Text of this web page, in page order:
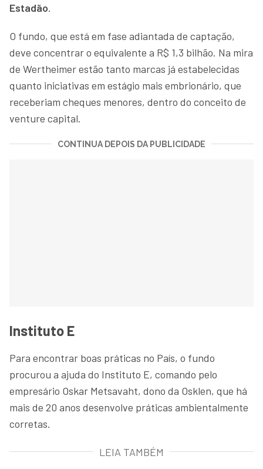
Estadão.
O fundo, que está em fase adiantada de captação,
deve concentrar o equivalente a R$ 1,3 bilhão. Na mira
de Wertheimer estão tanto marcas já estabelecidas
quanto iniciativas em estágio mais embrionário, que
receberiam cheques menores, dentro do conceito de
venture capital.
CONTINUA DEPOIS DA PUBLICIDADE
Instituto E
Para encontrar boas práticas no País, o fundo
procurou a ajuda do Instituto E, comando pelo
empresário Oskar Metsavaht, dono da Osklen, que há
mais de 20 anos desenvolve práticas ambientalmente
corretas.
LEIA TAMBÉM